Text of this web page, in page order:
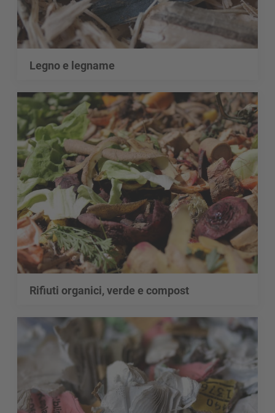
Legno e legname
Rifiuti organici, verde e compost